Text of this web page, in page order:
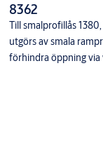
8362
Till smalprofillås
utgörs av smala
förhindra öppning